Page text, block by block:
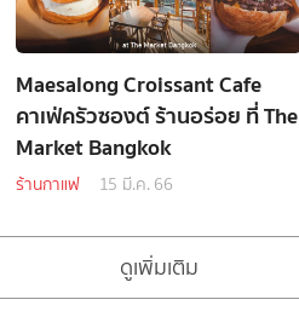
Maesalong Croissant Cafe
คาเฟ่ครัวซองต์ ร้านอร่อย ที่ The
Market Bangkok
ร้านกาแฟ 15 มี.ค. 66
ดูเพิ่มเติม